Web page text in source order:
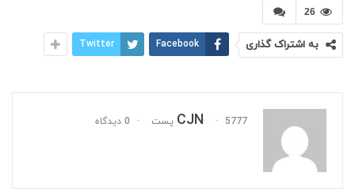
26
به اشتراک گذاری Facebook
Twitter
CJN 5777 پست 0 دیدگاه